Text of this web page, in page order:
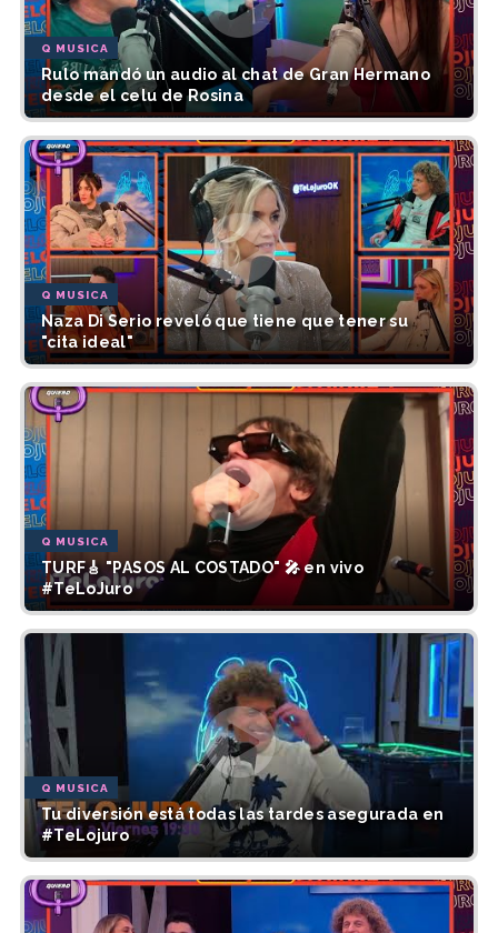
Q MUSICA
Rulo mandó un audio al chat de Gran Hermano
desde el celu de Rosina
Q MUSICA
Naza Di Serio reveló que tiene que tener su
"cita ideal"
Q MUSICA
TURF🎸 "PASOS AL COSTADO" 🎤 en vivo
#TeLoJuro
Q MUSICA
Tu diversión está todas las tardes asegurada en
#TeLojuro